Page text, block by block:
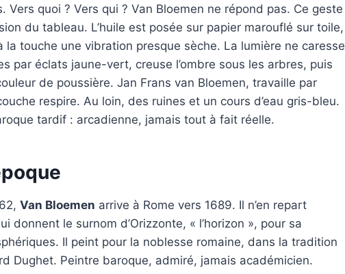
Vers quoi ? Vers qui ? Van Bloemen ne répond pas. Ce geste
du tableau. L’huile est posée sur papier marouflé sur toile,
la touche une vibration presque sèche. La lumière ne caresse
par éclats jaune-vert, creuse l’ombre sous les arbres, puis
de poussière. Jan Frans van Bloemen, travaille par
respire. Au loin, des ruines et un cours d’eau gris-bleu.
tardif : arcadienne, jamais tout à fait réelle.
Van Bloemen arrive à Rome vers 1689. Il n’en repart
donnent le surnom d’Orizzonte, « l’horizon », pour sa
Il peint pour la noblesse romaine, dans la tradition
Dughet. Peintre baroque, admiré, jamais académicien.